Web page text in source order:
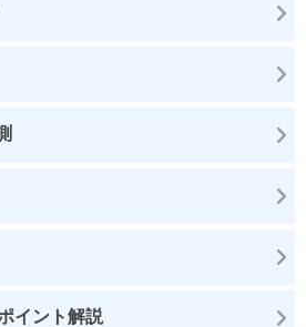
イント解説